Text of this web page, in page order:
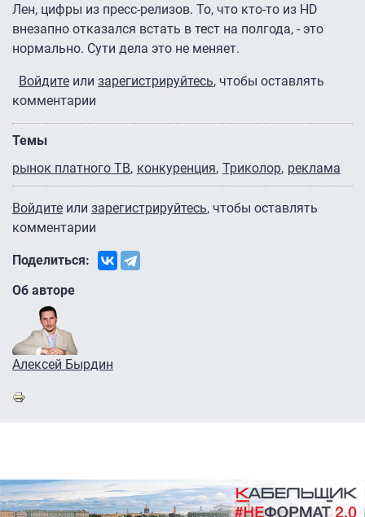
Лен, цифры из пресс-релизов. То, что кто-то из HD
внезапно отказался встать в тест на полгода, - это
нормально. Сути дела это не меняет.
Войдите или зарегистрируйтесь, чтобы оставлять
комментарии
Темы
рынок платного ТВ конкуренция Триколор реклама
Войдите или зарегистрируйтесь, чтобы оставлять
комментарии
Поделиться:
Об авторе
Алексей Бырдин